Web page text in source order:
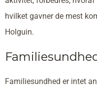
hvilket gavner de mest
Holguin.
Familiesundhed er intet